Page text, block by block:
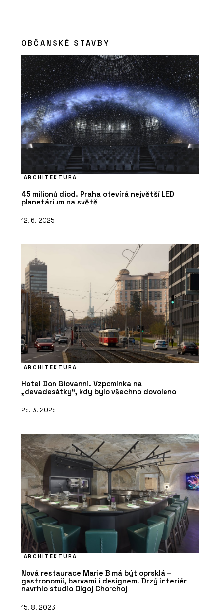
OBČANSKÉ STAVBY
ARCHITEKTURA
45 milionů diod. Praha otevírá největší LED
planetárium na světě
12. 6. 2025
ARCHITEKTURA
Hotel Don Giovanni. Vzpomínka na
„devadesátky“, kdy bylo všechno dovoleno
25. 3. 2026
ARCHITEKTURA
Nová restaurace Marie B má být oprsklá –
gastronomií, barvami i designem. Drzý interiér
navrhlo studio Olgoj Chorchoj
15. 8. 2023